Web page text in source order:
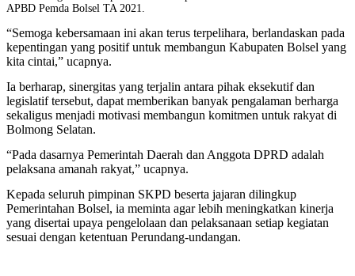
APBD Pemda Bolsel TA 2021.
“Semoga kebersamaan ini akan terus terpelihara, berlandaskan pada
kepentingan yang positif untuk membangun Kabupaten Bolsel yang
kita cintai,” ucapnya.
Ia berharap, sinergitas yang terjalin antara pihak eksekutif dan
legislatif tersebut, dapat memberikan banyak pengalaman berharga
sekaligus menjadi motivasi membangun komitmen untuk rakyat di
Bolmong Selatan.
“Pada dasarnya Pemerintah Daerah dan Anggota DPRD adalah
pelaksana amanah rakyat,” ucapnya.
Kepada seluruh pimpinan SKPD beserta jajaran dilingkup
Pemerintahan Bolsel, ia meminta agar lebih meningkatkan kinerja
yang disertai upaya pengelolaan dan pelaksanaan setiap kegiatan
sesuai dengan ketentuan Perundang-undangan.